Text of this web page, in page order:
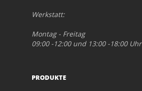
Werkstatt:
Montag - Freitag
09:00 -12:00 und 13:00 -18:00 Uhr
PRODUKTE